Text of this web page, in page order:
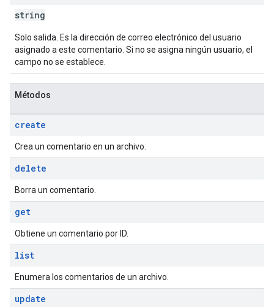
string
Solo salida. Es la dirección de correo electrónico del usuario
asignado a este comentario. Si no se asigna ningún usuario, el
campo no se establece.
Métodos
create
Crea un comentario en un archivo.
delete
Borra un comentario.
get
Obtiene un comentario por ID.
list
Enumera los comentarios de un archivo.
update